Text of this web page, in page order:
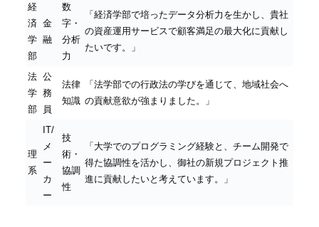
経
済
学
部
金
融
数
字・
分析
力
「経済学部で培ったデータ分析力を生かし、貴社
の資産運用サービスで顧客満足の最大化に貢献し
たいです。」
法
学
部
公
務
員
法律
知識
「法学部での行政法の学びを通じて、地域社会へ
の貢献意欲が強まりました。」
理
系
IT/
メ
ー
カ
ー
技
術・
協調
性
「大学でのプログラミング経験と、チーム開発で
得た協調性を活かし、御社の新規プロジェクト推
進に貢献したいと考えています。」